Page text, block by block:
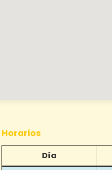
Horarios
Día